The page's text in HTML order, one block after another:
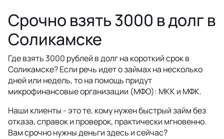
Срочно взять 3000 в долг в
Соликамске
Где взять 3000 рублей в долг на короткий срок в
Соликамске? Если речь идет о займах на несколько
дней или недель, то на помощь придут
микрофинансовые организации (МФО): МКК и МФК.
Наши клиенты - это те, кому нужен быстрый займ без
отказа, справок и проверок, практически мгновенно.
Вам срочно нужны деньги здесь и сейчас?